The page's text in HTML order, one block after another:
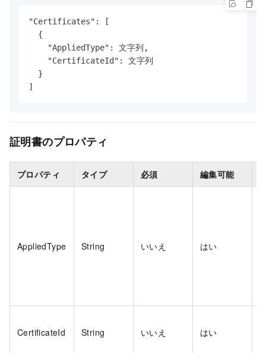
"Certificates": [
  {
    "AppliedType": 文字列,
    "CertificateId": 文字列
  }
]
証明書のプロパティ
プロパティ タイプ 必須 編集可能
AppliedType String いいえ はい
CertificateId String いいえ はい